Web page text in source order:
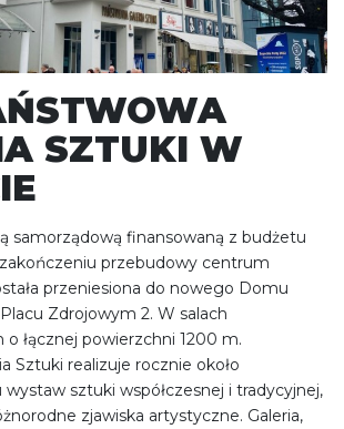
SZTUKI W
samorządową finansowaną z budżetu
przebudowy centrum
przeniesiona do nowego Domu
Zdrojowym 2. W salach
łącznej powierzchni 1200 m.
Sztuki realizuje rocznie około
sztuki współczesnej i tradycyjnej,
zjawiska artystyczne. Galeria,